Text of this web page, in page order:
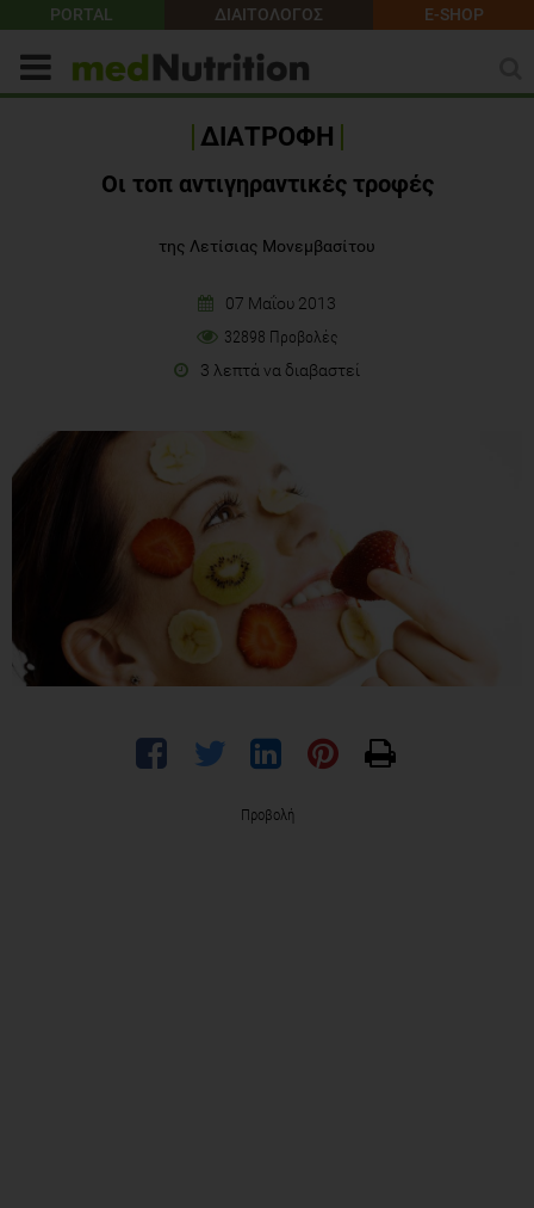
PORTAL ΔΙΑΙΤΟΛΟΓΟΣ E-SHOP
ΔΙΑΤΡΟΦΗ
Οι τοπ αντιγηραντικές τροφές
της Λετίσιας Μονεμβασίτου
07 Μαΐου 2013
32898 Προβολές
3 λεπτά να διαβαστεί
Προβολή